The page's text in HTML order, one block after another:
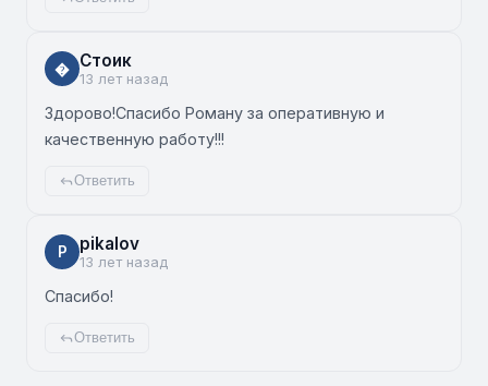
� Стоик
13 лет назад
Здорово!Спасибо Роману за оперативную и
качественную работу!!!
Ответить
P pikalov
13 лет назад
Спасибо!
Ответить